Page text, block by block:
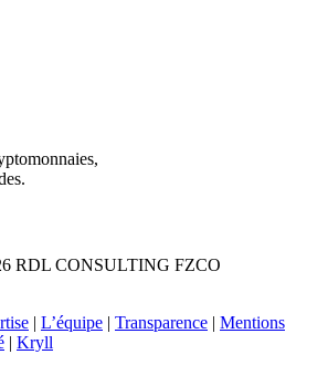
RDL CONSULTING FZCO
| L’équipe | Transparence | Mentions
| Kryll